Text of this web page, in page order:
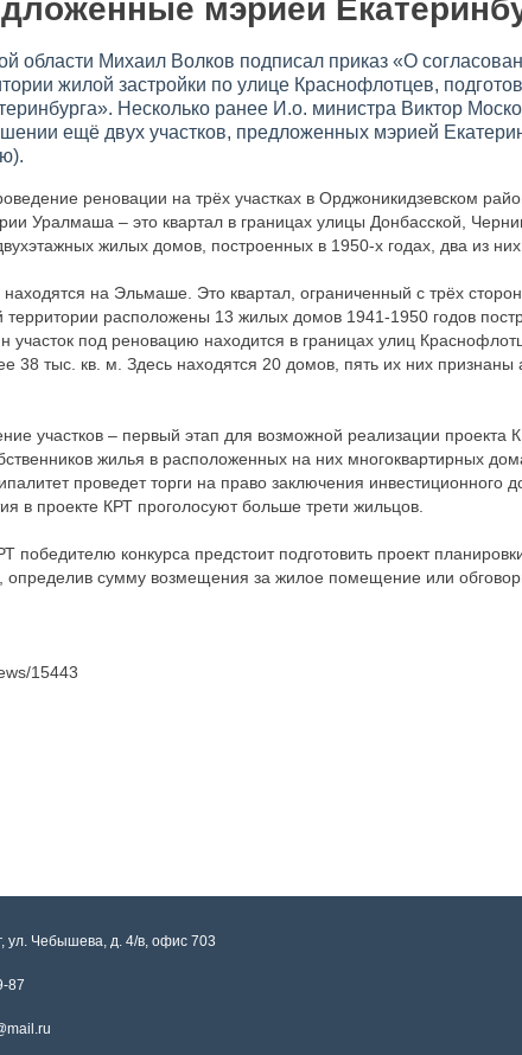
мэрией
области Михаил Волков подписал приказ «О
жилой застройки по улице Краснофлотцев,
Несколько ранее И.о. министра Виктор
ещё двух участков, предложенных мэрией
реновации на трёх участках в Орджоникидзевском
Уралмаша – это квартал в границах улицы Донбасской,
жилых домов, построенных в 1950-х годах, два из
на Эльмаше. Это квартал, ограниченный с трёх
расположены 13 жилых домов 1941-1950 годов
под реновацию находится в границах улиц
38 тыс. кв. м. Здесь находятся 20 домов, пять их них
участков – первый этап для возможной реализации
жилья в расположенных на них многоквартирных
проведет торги на право заключения инвестиционного
в проекте КРТ проголосуют больше трети жильцов.
победителю конкурса предстоит подготовить проект
определив сумму возмещения за жилое помещение или
15443
ул. Чебышева, д. 4/в, офис 703
87